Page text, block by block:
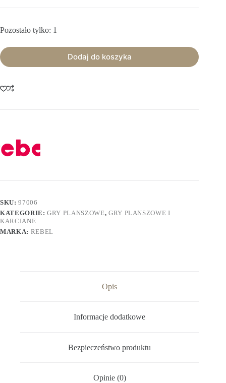
Pozostało tylko: 1
Dodaj do koszyka
SKU:97006
KATEGORIE:GRY PLANSZOWE, GRY PLANSZOWE I
KARCIANE
MARKA: REBEL
Opis
Informacje dodatkowe
Bezpieczeństwo produktu
Opinie (0)